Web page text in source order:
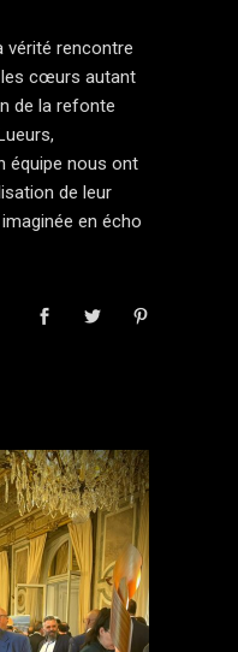
vérité rencontre
les cœurs autant
de la refonte
équipe nous ont
de leur
en écho